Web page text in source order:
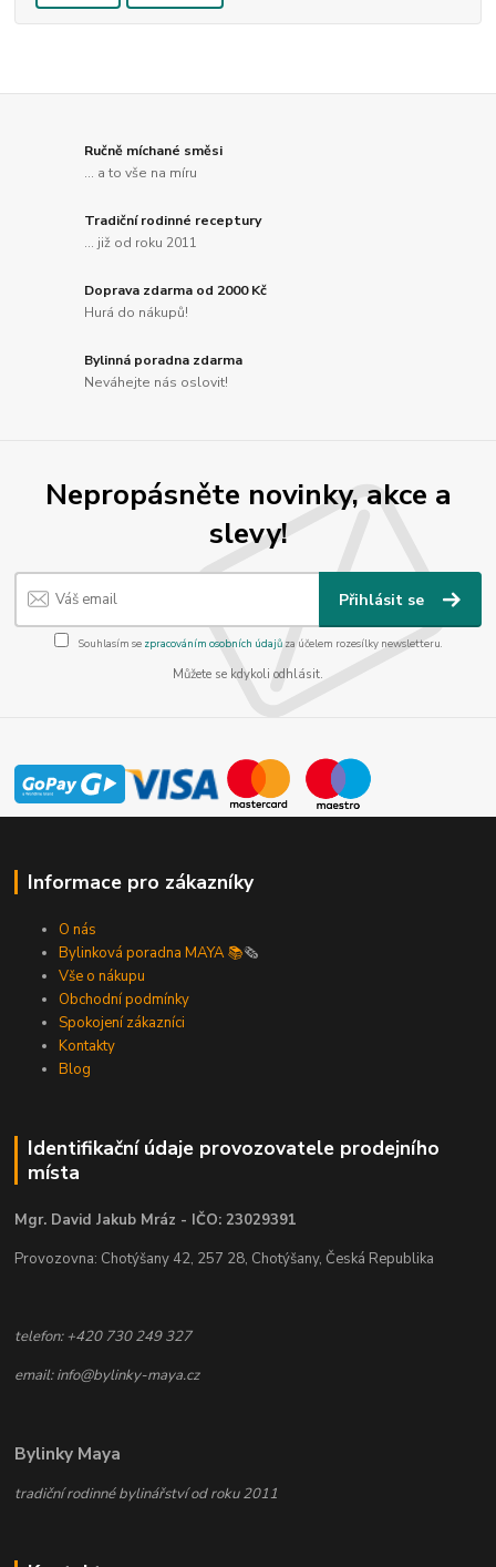
Ručně míchané směsi
... a to vše na míru
Tradiční rodinné receptury
... již od roku 2011
Doprava zdarma od 2000 Kč
Hurá do nákupů!
Bylinná poradna zdarma
Neváhejte nás oslovit!
Nepropásněte novinky, akce a
slevy!
Přihlásit se
Souhlasím se zpracováním osobních údajůza účelem rozesílky newsletteru.
Můžete se kdykoli odhlásit.
Informace pro zákazníky
O nás
Bylinková poradna MAYA 📚🗞️
Vše o nákupu
Obchodní podmínky
Spokojení zákazníci
Kontakty
Blog
Identifikační údaje provozovatele prodejního
místa
Mgr. David Jakub Mráz - IČO: 23029391
Provozovna: Chotýšany 42, 257 28, Chotýšany, Česká Republika
telefon: +420 730 249 327
email: info@bylinky-maya.cz
Bylinky Maya
tradiční rodinné bylinářství od roku 2011